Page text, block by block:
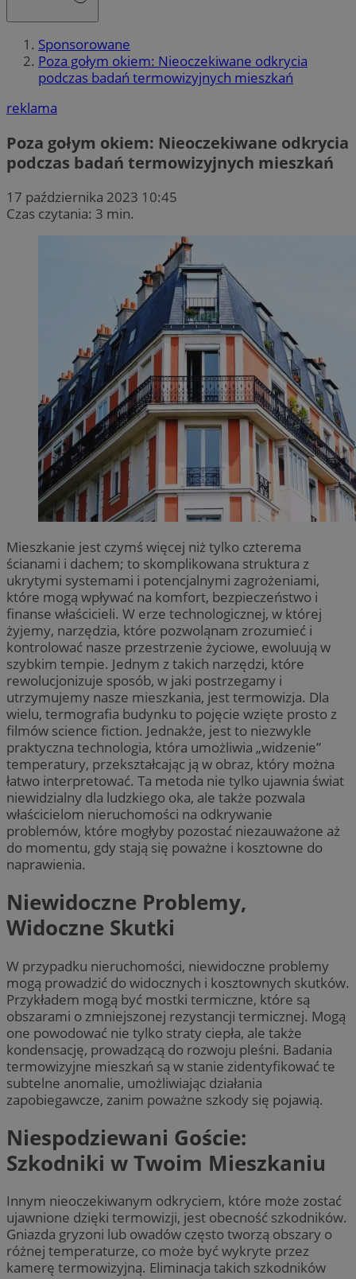
Sponsorowane
Poza gołym okiem: Nieoczekiwane odkrycia
podczas badań termowizyjnych mieszkań
reklama
Poza gołym okiem: Nieoczekiwane odkrycia
podczas badań termowizyjnych mieszkań
17 października 2023 10:45
Czas czytania: 3 min.
Mieszkanie jest czymś więcej niż tylko czterema
ścianami i dachem; to skomplikowana struktura z
ukrytymi systemami i potencjalnymi zagrożeniami,
które mogą wpływać na komfort, bezpieczeństwo i
finanse właścicieli. W erze technologicznej, w której
żyjemy, narzędzia, które pozwoląnam zrozumieć i
kontrolować nasze przestrzenie życiowe, ewoluują w
szybkim tempie. Jednym z takich narzędzi, które
rewolucjonizuje sposób, w jaki postrzegamy i
utrzymujemy nasze mieszkania, jest termowizja. Dla
wielu, termografia budynku to pojęcie wzięte prosto z
filmów science fiction. Jednakże, jest to niezwykle
praktyczna technologia, która umożliwia „widzenie”
temperatury, przekształcając ją w obraz, który można
łatwo interpretować. Ta metoda nie tylko ujawnia świat
niewidzialny dla ludzkiego oka, ale także pozwala
właścicielom nieruchomości na odkrywanie
problemów, które mogłyby pozostać niezauważone aż
do momentu, gdy stają się poważne i kosztowne do
naprawienia.
Niewidoczne Problemy,
Widoczne Skutki
W przypadku nieruchomości, niewidoczne problemy
mogą prowadzić do widocznych i kosztownych skutków.
Przykładem mogą być mostki termiczne, które są
obszarami o zmniejszonej rezystancji termicznej. Mogą
one powodować nie tylko straty ciepła, ale także
kondensację, prowadzącą do rozwoju pleśni. Badania
termowizyjne mieszkań są w stanie zidentyfikować te
subtelne anomalie, umożliwiając działania
zapobiegawcze, zanim poważne szkody się pojawią.
Niespodziewani Goście:
Szkodniki w Twoim Mieszkaniu
Innym nieoczekiwanym odkryciem, które może zostać
ujawnione dzięki termowizji, jest obecność szkodników.
Gniazda gryzoni lub owadów często tworzą obszary o
różnej temperaturze, co może być wykryte przez
kamerę termowizyjną. Eliminacja takich szkodników